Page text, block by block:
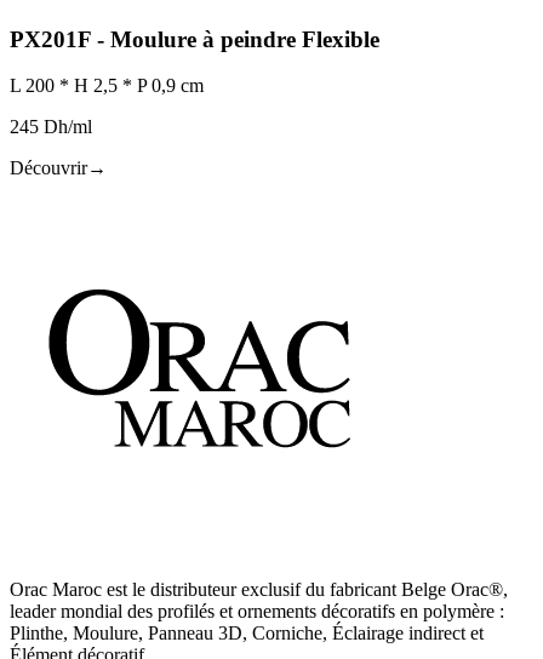
PX201F - Moulure à peindre Flexible
L 200 * H 2,5 * P 0,9 cm
245 Dh/ml
Découvrir→
Orac Maroc est le distributeur exclusif du fabricant Belge Orac®,
leader mondial des profilés et ornements décoratifs en polymère :
Plinthe, Moulure, Panneau 3D, Corniche, Éclairage indirect et